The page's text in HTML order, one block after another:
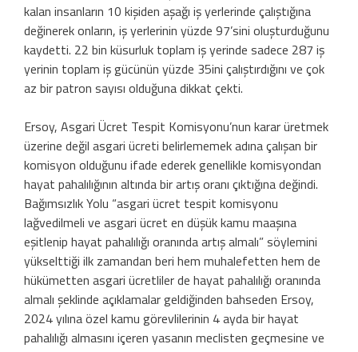
kalan insanların 10 kişiden aşağı iş yerlerinde çalıştığına
değinerek onların, iş yerlerinin yüzde 97’sini oluşturduğunu
kaydetti. 22 bin küsurluk toplam iş yerinde sadece 287 iş
yerinin toplam iş gücünün yüzde 35ini çalıştırdığını ve çok
az bir patron sayısı olduğuna dikkat çekti.
Ersoy, Asgari Ücret Tespit Komisyonu’nun karar üretmek
üzerine değil asgari ücreti belirlememek adına çalışan bir
komisyon olduğunu ifade ederek genellikle komisyondan
hayat pahalılığının altında bir artış oranı çıktığına değindi.
Bağımsızlık Yolu “asgari ücret tespit komisyonu
lağvedilmeli ve asgari ücret en düşük kamu maaşına
eşitlenip hayat pahalılığı oranında artış almalı” söylemini
yükselttiği ilk zamandan beri hem muhalefetten hem de
hükümetten asgari ücretliler de hayat pahalılığı oranında
almalı şeklinde açıklamalar geldiğinden bahseden Ersoy,
2024 yılına özel kamu görevlilerinin 4 ayda bir hayat
pahalılığı almasını içeren yasanın meclisten geçmesine ve